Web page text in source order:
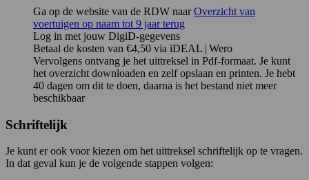
Ga op de website van de RDW naarOverzicht van
voertuigen op naam tot 9 jaar terug
Log in met jouw DigiD-gegevens
Betaal de kosten van €4,50 via iDEAL | Wero
Vervolgens ontvang je het uittreksel in Pdf-formaat. Je kunt
het overzicht downloaden en zelf opslaan en printen. Je hebt
40 dagen om dit te doen, daarna is het bestand niet meer
beschikbaar
Schriftelijk
Je kunt er ook voor kiezen om het uittreksel schriftelijk op te vragen.
In dat geval kun je de volgende stappen volgen: